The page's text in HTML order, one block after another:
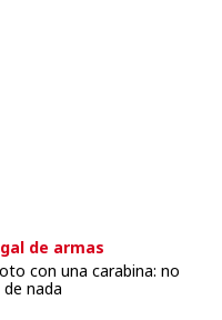
de armas
con una carabina: no
nada